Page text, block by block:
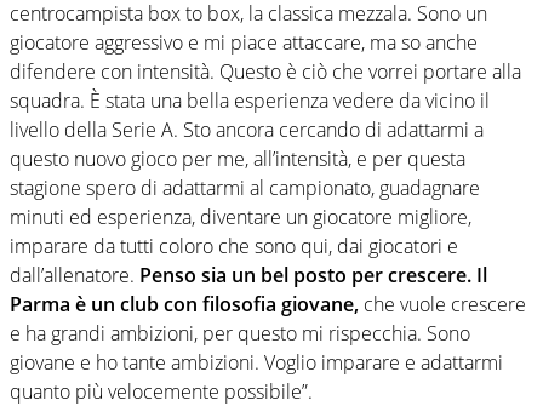
centrocampista box to box, la classica mezzala. Sono un
giocatore aggressivo e mi piace attaccare, ma so anche
difendere con intensità. Questo è ciò che vorrei portare alla
squadra. È stata una bella esperienza vedere da vicino il
livello della Serie A. Sto ancora cercando di adattarmi a
questo nuovo gioco per me, all’intensità, e per questa
stagione spero di adattarmi al campionato, guadagnare
minuti ed esperienza, diventare un giocatore migliore,
imparare da tutti coloro che sono qui, dai giocatori e
dall’allenatore. Penso sia un bel posto per crescere. Il
Parma è un club con filosofia giovane, che vuole crescere
e ha grandi ambizioni, per questo mi rispecchia. Sono
giovane e ho tante ambizioni. Voglio imparare e adattarmi
quanto più velocemente possibile”.